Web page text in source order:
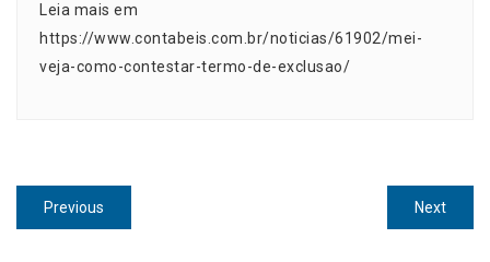
Leia mais em
https://www.contabeis.com.br/noticias/61902/mei-
veja-como-contestar-termo-de-exclusao/
Navegação
de
Previous
post:
NextNext
post: